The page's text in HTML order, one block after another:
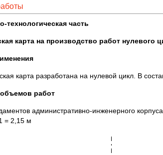
технологическая часть
карта на производство работ нулевого
карта разработана на нулевой цикл. В
работ
административно-инженерного
= 2,15 м